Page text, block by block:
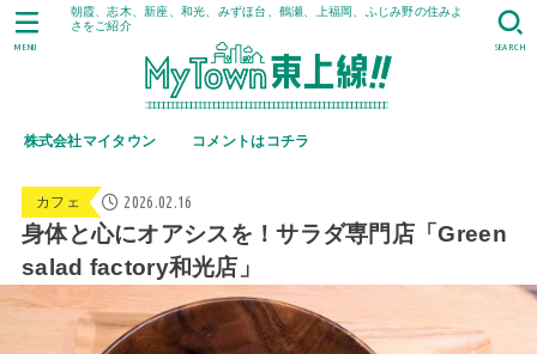
朝霞、志木、新座、和光、みずほ台、鶴瀬、上福岡、ふじみ野の住みよ
さをご紹介
株式会社マイタウン コメントはコチラ
SEARCH
MENU
カフェ 2026.02.16
身体と心にオアシスを！サラダ専門店「Green
salad factory和光店」